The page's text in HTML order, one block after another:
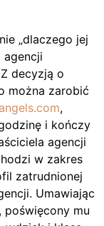
„dlaczego jej
agencji
decyzją o
można zarobić
,
i kończy
agencji
w zakres
zatrudnionej
Umawiając
poświęcony mu